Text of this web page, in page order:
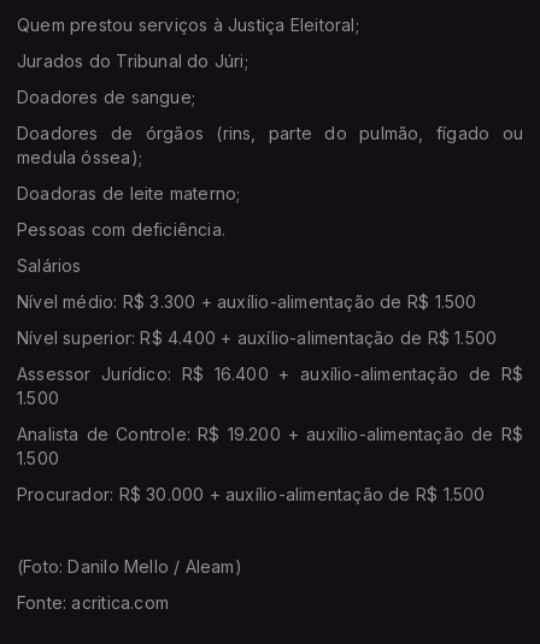
Quem prestou serviços à Justiça Eleitoral;
Jurados do Tribunal do Júri;
Doadores de sangue;
Doadores de órgãos (rins, parte do pulmão, fígado ou
medula óssea);
Doadoras de leite materno;
Pessoas com deficiência.
Salários
Nível médio: R$ 3.300 + auxílio-alimentação de R$ 1.500
Nível superior: R$ 4.400 + auxílio-alimentação de R$ 1.500
Assessor Jurídico: R$ 16.400 + auxílio-alimentação de R$
1.500
Analista de Controle: R$ 19.200 + auxílio-alimentação de R$
1.500
Procurador: R$ 30.000 + auxílio-alimentação de R$ 1.500
(Foto: Danilo Mello / Aleam)
Fonte: acritica.com